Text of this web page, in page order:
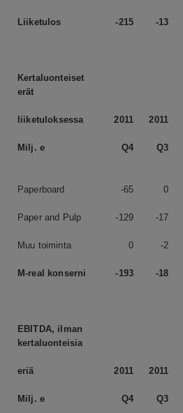
Liiketulos -215 -13
Kertaluonteiset
erät
liiketuloksessa 2011 2011
Milj. e Q4 Q3
Paperboard -65 0
Paper and Pulp -129 -17
Muu toiminta 0 -2
M-real konserni -193 -18
EBITDA, ilman
kertaluonteisia
eriä 2011 2011
Milj. e Q4 Q3